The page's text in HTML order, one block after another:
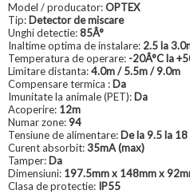
Model / producator:OPTEX
Tip: Detector de miscare
Unghi detectie:85Â°
Inaltime optima de instalare: 2.5 la
Temperatura de operare: -20Â°C la
Limitare distanta:4.0m / 5.5m / 9.0m
Compensare termica : Da
Imunitate la animale (PET): Da
Acoperire: 12m
Numar zone:94
Tensiune de alimentare: De la 9.5 la
Curent absorbit:35mA (max)
Tamper: Da
Dimensiuni: 197.5mm x 148mm x
Clasa de protectie: IP55